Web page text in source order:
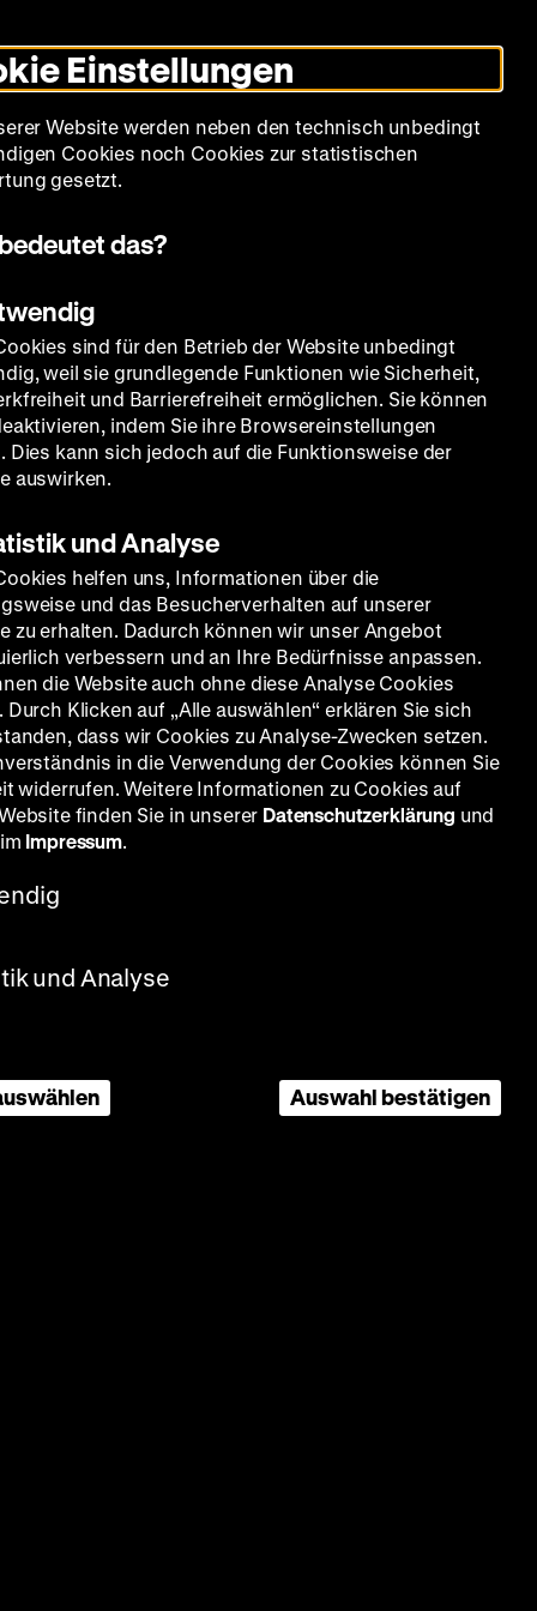
Modus
umschalten
Sprache
Filmreihen Über uns
Einstellungen
Website werden neben den technisch unbedingt
Cookies noch Cookies zur statistischen
gesetzt.
das?
sind für den Betrieb der Website unbedingt
weil sie grundlegende Funktionen wie Sicherheit,
und Barrierefreiheit ermöglichen. Sie können
indem Sie ihre Browsereinstellungen
Dies kann sich jedoch auf die Funktionsweise der
auswirken.
und Analyse
helfen uns, Informationen über die
und das Besucherverhalten auf unserer
zu erhalten. Dadurch können wir unser Angebot
verbessern und an Ihre Bedürfnisse anpassen.
die Website auch ohne diese Analyse Cookies
Durch Klicken auf „Alle auswählen“ erklären Sie sich
dass wir Cookies zu Analyse-Zwecken setzen.
in die Verwendung der Cookies können Sie
widerrufen. Weitere Informationen zu Cookies auf
finden Sie in unserer Datenschutzerklärung und
Impressum.
und Analyse
Auswahl bestätigen